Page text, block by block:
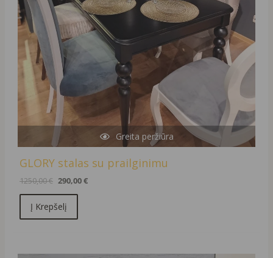
Greita peržiūra
GLORY stalas su prailginimu
1250,00€ 290,00€
Į Krepšelį